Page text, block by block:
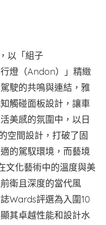
以「組子
行燈（Andon）」精緻
駛的共鳴與連結，雅
觸碰面板設計，讓車
美感的氛圍中，以日
空間設計，打破了固
的駕馭環境，而藝境
文化藝術中的溫度與美
衛且深度的當代風
Wards評選為入圍10
其卓越性能和設計水